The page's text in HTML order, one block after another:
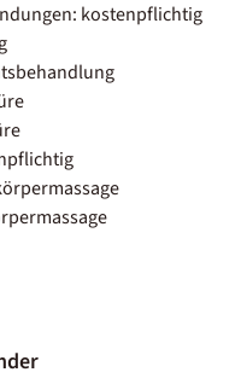
kostenpflichtig